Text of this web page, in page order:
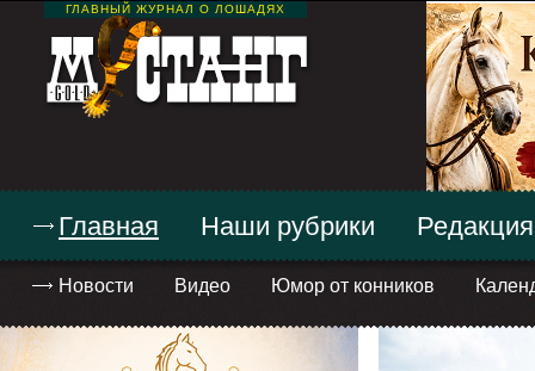
ГЛАВНЫЙ ЖУРНАЛ О ЛОШАДЯХ
Главная
Новости Видео Юмор от конников
Наши рубрики Редакция